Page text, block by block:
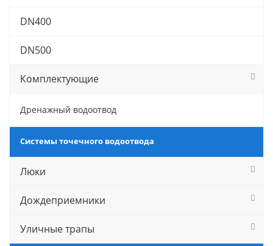
DN400
DN500
Комплектующие
Дренажный водоотвод
Системы точечного водоотвода
Люки
Дождеприемники
Уличные трапы